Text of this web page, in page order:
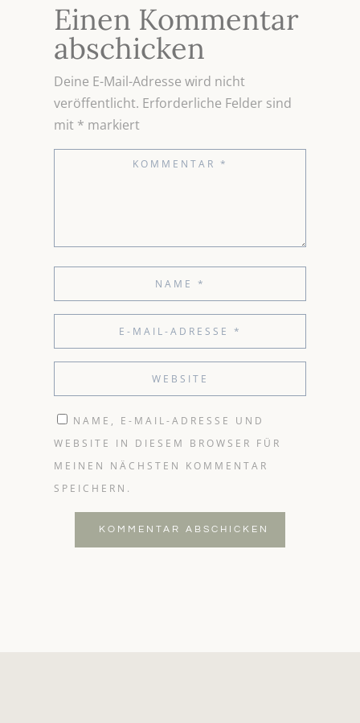
Einen Kommentar
abschicken
Deine E-Mail-Adresse wird nicht
veröffentlicht. Erforderliche Felder sind
mit * markiert
NAME, E-MAIL-ADRESSE UND
WEBSITE IN DIESEM BROWSER FÜR
MEINEN NÄCHSTEN KOMMENTAR
SPEICHERN.
KOMMENTAR ABSCHICKEN